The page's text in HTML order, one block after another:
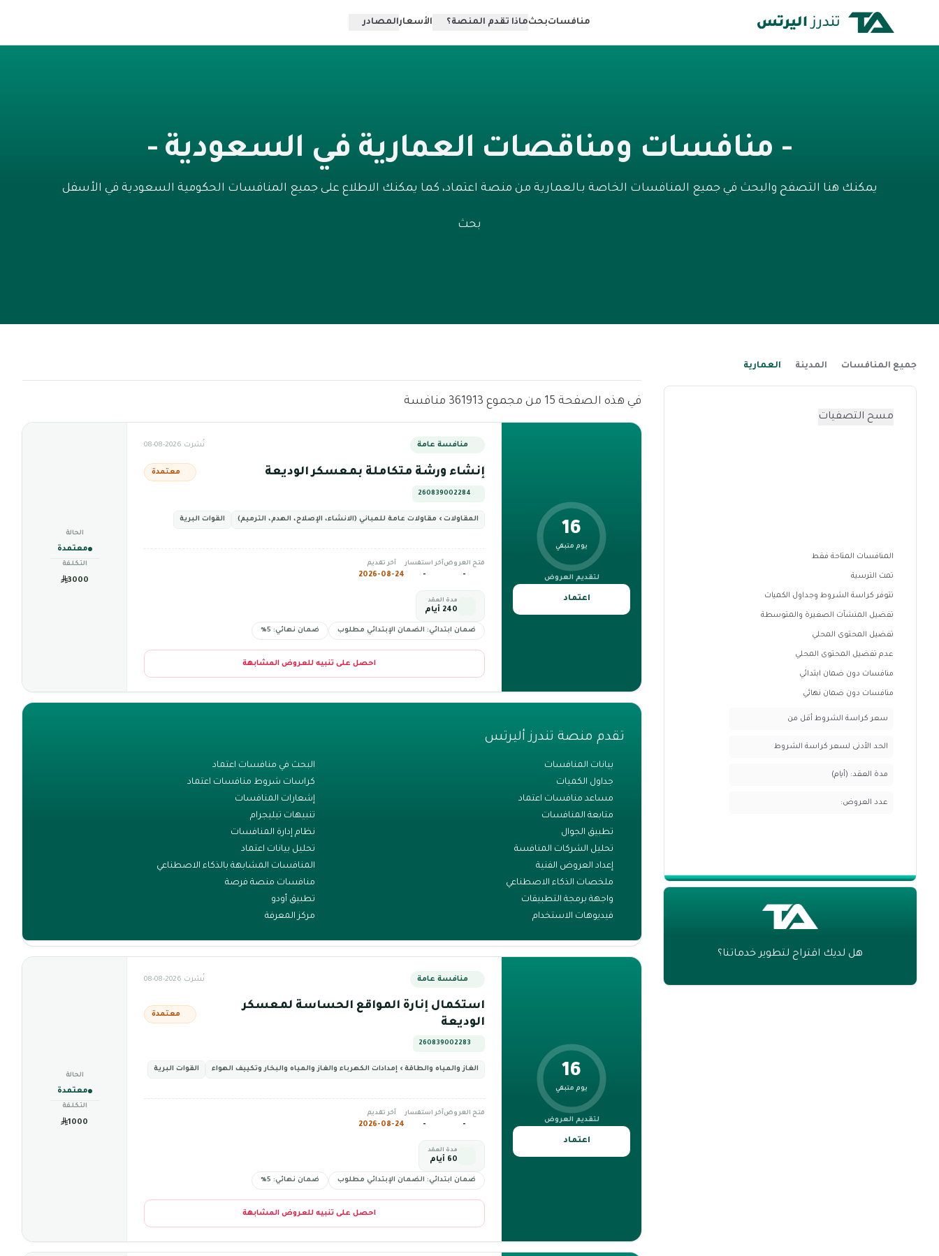
منافساتبحثماذا تقدم المنصة؟ الأسعارالمصادر
- منافسات ومناقصات العمارية في السعودية -
يمكنك هنا التصفح والبحث في جميع المنافسات الخاصة بـالعمارية من منصة اعتماد، كما يمكنك الاطلاع على جميع المنافسات الحكومية السعودية في الأسفل
بحث
جميع المنافسات المدينة العمارية
مسح التصفيات
المنافسات المتاحة فقط
تمت الترسية
تتوفر كراسة الشروط وجداول الكميات
تفضيل المنشآت الصغيرة والمتوسطة
تفضيل المحتوى المحلي
عدم تفضيل المحتوى المحلي
منافسات دون ضمان ابتدائي
منافسات دون ضمان نهائي
سعر كراسة الشروط أقل من
الحد الأدنى لسعر كراسة الشروط
مدة العقد: (أيام)
عدد العروض:
هل لديك اقتراح لتطوير خدماتنا؟
في هذه الصفحة 15 من مجموع 361913 منافسة
16
يوم متبقي
لتقديم العروض
اعتماد
منافسة عامة نُشرت 2026-08-08
إنشاء ورشة متكاملة بمعسكر الوديعة معتمدة
260839002284
المقاولات › مقاولات عامة للمباني (الانشاء، الإصلاح، الهدم، الترميم) القوات البرية
فتح العروض
-
آخر استفسار
-
آخر تقديم
2026-08-24
مدة العقد
240 أيام
ضمان ابتدائي: الضمان الإبتدائي مطلوب ضمان نهائي: 5%
احصل على تنبيه للعروض المشابهة
الحالة
معتمدة
التكلفة
3000
تقدم منصة تندرز أليرتس
بيانات المنافسات
البحث في منافسات اعتماد
جداول الكميات
كراسات شروط منافسات اعتماد
مساعد منافسات اعتماد
إشعارات المنافسات
متابعة المنافسات
تنبيهات تيليجرام
تطبيق الجوال
نظام إدارة المنافسات
تحليل الشركات المنافسة
تحليل بيانات اعتماد
إعداد العروض الفنية
المنافسات المشابهة بالذكاء الاصطناعي
ملخصات الذكاء الاصطناعي
منافسات منصة فرصة
واجهة برمجة التطبيقات
تطبيق أودو
فيديوهات الاستخدام
مركز المعرفة
16
يوم متبقي
لتقديم العروض
اعتماد
منافسة عامة نُشرت 2026-08-08
استكمال إنارة المواقع الحساسة لمعسكر
الوديعة
معتمدة
260839002283
الغاز والمياه والطاقة › إمدادات الكهرباء والغاز والمياه والبخار وتكييف الهواء القوات البرية
فتح العروض
-
آخر استفسار
-
آخر تقديم
2026-08-24
مدة العقد
60 أيام
ضمان ابتدائي: الضمان الإبتدائي مطلوب ضمان نهائي: 5%
احصل على تنبيه للعروض المشابهة
الحالة
معتمدة
التكلفة
1000